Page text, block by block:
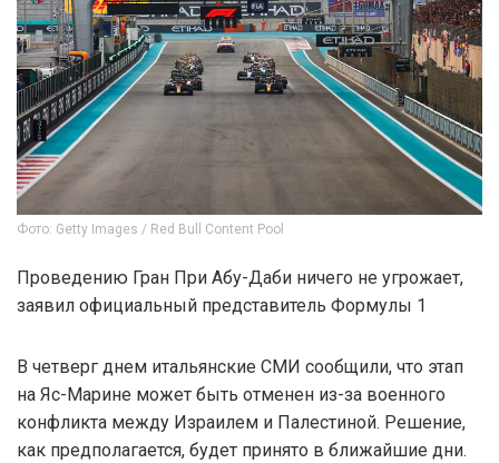
Фото: Getty Images / Red Bull Content Pool
Проведению Гран При Абу-Даби ничего не угрожает,
заявил официальный представитель Формулы 1
В четверг днем итальянские СМИ сообщили, что этап
на Яс-Марине может быть отменен из-за военного
конфликта между Израилем и Палестиной. Решение,
как предполагается, будет принято в ближайшие дни.